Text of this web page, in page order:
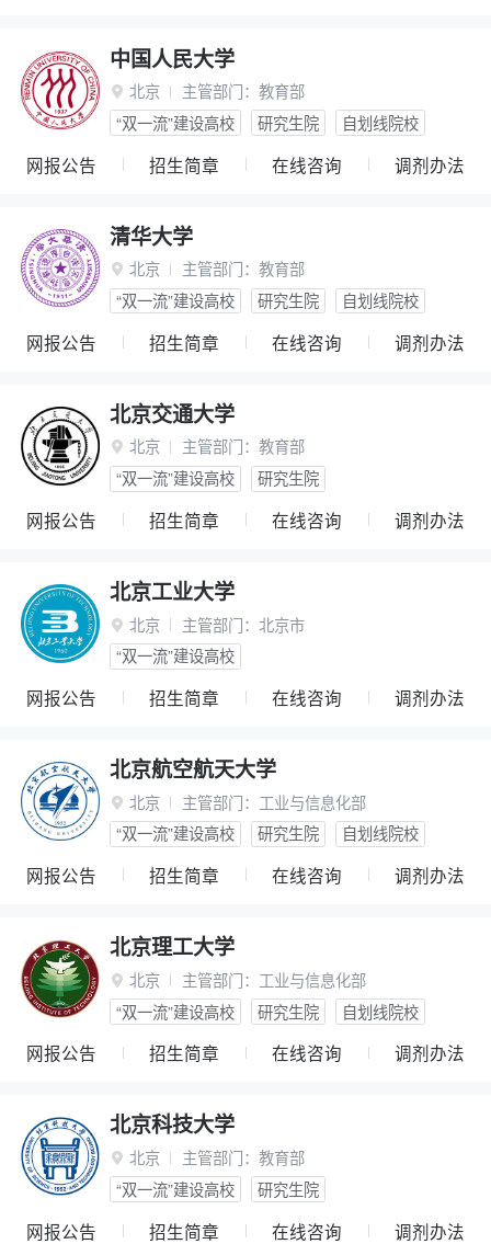
中国人民大学
 北京 主管部门： 教育部
“双一流”建设高校
研究生院 自划线院校
网报公告 招生简章 在线咨询 调剂办法
清华大学
 北京 主管部门： 教育部
“双一流”建设高校
研究生院 自划线院校
网报公告 招生简章 在线咨询 调剂办法
北京交通大学
 北京 主管部门： 教育部
“双一流”建设高校
研究生院
网报公告 招生简章 在线咨询 调剂办法
北京工业大学
 北京 主管部门： 北京市
“双一流”建设高校
网报公告 招生简章 在线咨询 调剂办法
北京航空航天大学
 北京 主管部门： 工业与信息化部
“双一流”建设高校
研究生院 自划线院校
网报公告 招生简章 在线咨询 调剂办法
北京理工大学
 北京 主管部门： 工业与信息化部
“双一流”建设高校
研究生院 自划线院校
网报公告 招生简章 在线咨询 调剂办法
北京科技大学
 北京 主管部门： 教育部
“双一流”建设高校
研究生院
网报公告 招生简章 在线咨询 调剂办法